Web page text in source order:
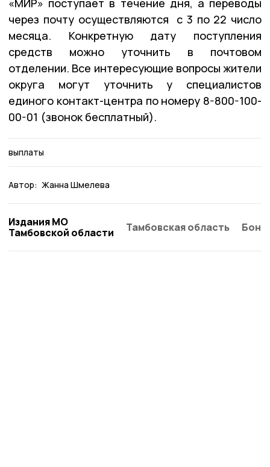
«МИР» поступает в течение дня, а переводы
через почту осуществляются с 3 по 22 число
месяца. Конкретную дату поступления
средств можно уточнить в почтовом
отделении. Все интересующие вопросы жители
округа могут уточнить у специалистов
единого контакт-центра по номеру 8-800-100-
00-01 (звонок бесплатный).
выплаты
Автор: Жанна Шмелева
Издания МО
Тамбовской области
Тамбовская область